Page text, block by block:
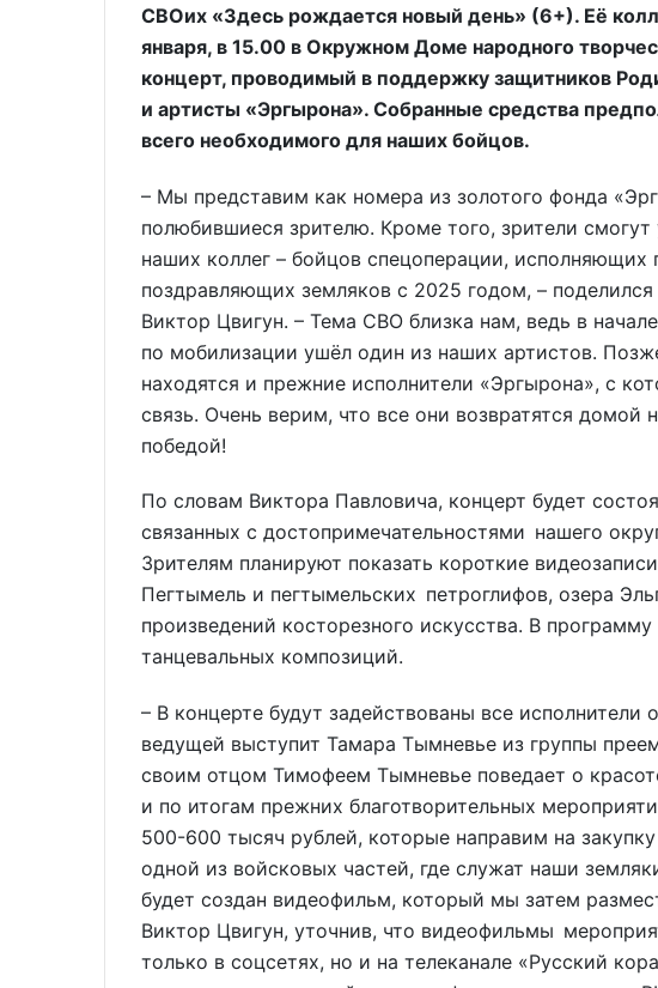
СВОих «Здесь рождается новый день» (6+). Её
января, в 15.00 в Окружном Доме народного
концерт, проводимый в поддержку защитников
и артисты «Эргырона». Собранные средства
всего необходимого для наших бойцов.
– Мы представим как номера из золотого фонда
полюбившиеся зрителю. Кроме того, зрители
наших коллег – бойцов спецоперации, исполняющих
поздравляющих земляков с 2025 годом, –
Виктор Цвигун. – Тема СВО близка нам, ведь в
по мобилизации ушёл один из наших артистов.
находятся и прежние исполнители «Эргырона», с
связь. Очень верим, что все они возвратятся домой
победой!
По словам Виктора Павловича, концерт будет
связанных с достопримечательностями нашего
Зрителям планируют показать короткие
Пегтымель и пегтымельских петроглифов, озера
произведений косторезного искусства. В
танцевальных композиций.
– В концерте будут задействованы все исполнители
ведущей выступит Тамара Тымневье из группы
своим отцом Тимофеем Тымневье поведает о
и по итогам прежних благотворительных
500-600 тысяч рублей, которые направим на
одной из войсковых частей, где служат наши
будет создан видеофильм, который мы затем
Виктор Цвигун, уточнив, что видеофильмы
только в соцсетях, но и на телеканале «Русский